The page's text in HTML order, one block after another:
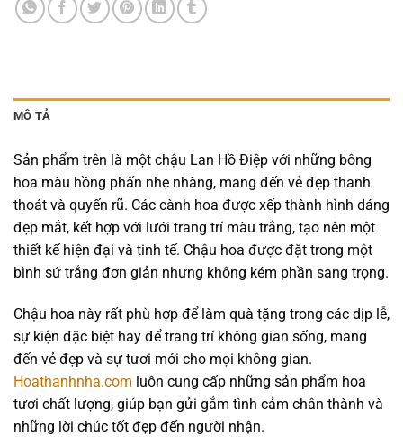
MÔ TẢ
Sản phẩm trên là một chậu Lan Hồ Điệp với những bông
hoa màu hồng phấn nhẹ nhàng, mang đến vẻ đẹp thanh
thoát và quyến rũ. Các cành hoa được xếp thành hình dáng
đẹp mắt, kết hợp với lưới trang trí màu trắng, tạo nên một
thiết kế hiện đại và tinh tế. Chậu hoa được đặt trong một
bình sứ trắng đơn giản nhưng không kém phần sang trọng.
Chậu hoa này rất phù hợp để làm quà tặng trong các dịp lễ,
sự kiện đặc biệt hay để trang trí không gian sống, mang
đến vẻ đẹp và sự tươi mới cho mọi không gian.
Hoathanhnha.com luôn cung cấp những sản phẩm hoa
tươi chất lượng, giúp bạn gửi gắm tình cảm chân thành và
những lời chúc tốt đẹp đến người nhận.